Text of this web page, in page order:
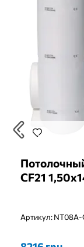
CF21
Артикул:NT08A-